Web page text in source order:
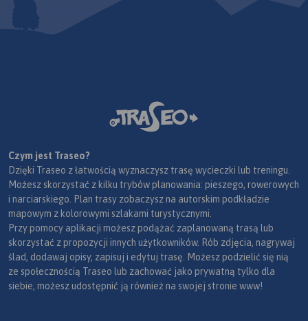
Czym jest Traseo?
Dzięki Traseo z łatwością wyznaczysz trasę wycieczki lub treningu.
Możesz skorzystać z kilku trybów planowania: pieszego, rowerowych
i narciarskiego. Plan trasy zobaczysz na autorskim podkładzie
mapowym z kolorowymi szlakami turystycznymi.
Przy pomocy aplikacji możesz podążać zaplanowaną trasą lub
skorzystać z propozycji innych użytkowników. Rób zdjęcia, nagrywaj
ślad, dodawaj opisy, zapisuj i edytuj trasę. Możesz podzielić się nią
ze społecznością Traseo lub zachować jako prywatną tylko dla
siebie, możesz udostępnić ją również na swojej stronie www!